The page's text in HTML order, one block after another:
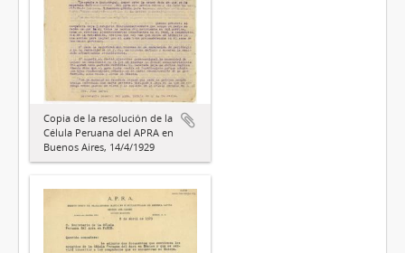
Copia de la resolución de la
Célula Peruana del APRA en
Buenos Aires, 14/4/1929